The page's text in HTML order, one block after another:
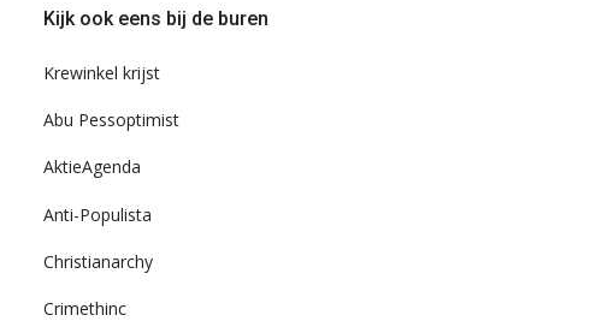
ons
Kijk ook eens bij de buren
Krewinkel krijst
Abu Pessoptimist
AktieAgenda
Anti-Populista
Christianarchy
Crimethinc